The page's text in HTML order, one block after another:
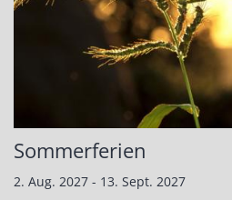
Sommerferien
2. Aug. 2027 - 13. Sept. 2027